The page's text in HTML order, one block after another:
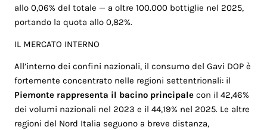
allo 0,06% del totale — a oltre 100.000 bottiglie nel 2025,
portando la quota allo 0,82%.
IL MERCATO INTERNO
All’interno dei confini nazionali, il consumo del Gavi DOP è
fortemente concentrato nelle regioni settentrionali: il
Piemonte rappresenta il bacino principale con il 42,46%
dei volumi nazionali nel 2023 e il 44,19% nel 2025. Le altre
regioni del Nord Italia seguono a breve distanza,